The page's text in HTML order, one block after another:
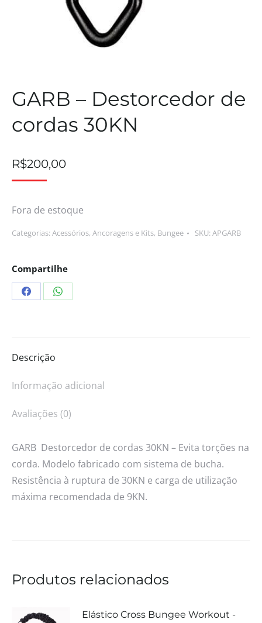
GARB – Destorcedor de
cordas 30KN
R$200,00
Fora de estoque
Categorias:Acessórios, Ancoragens e Kits, Bungee SKU:APGARB
Compartilhe
Descrição
Informação adicional
Avaliações (0)
GARB Destorcedor de cordas 30KN – Evita torções na
corda. Modelo fabricado com sistema de bucha.
Resistência à ruptura de 30KN e carga de utilização
máxima recomendada de 9KN.
Produtos relacionados
Elástico Cross Bungee Workout -